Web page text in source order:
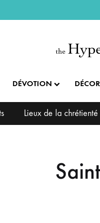
DÉVOTION
Lieux de la chrétienté